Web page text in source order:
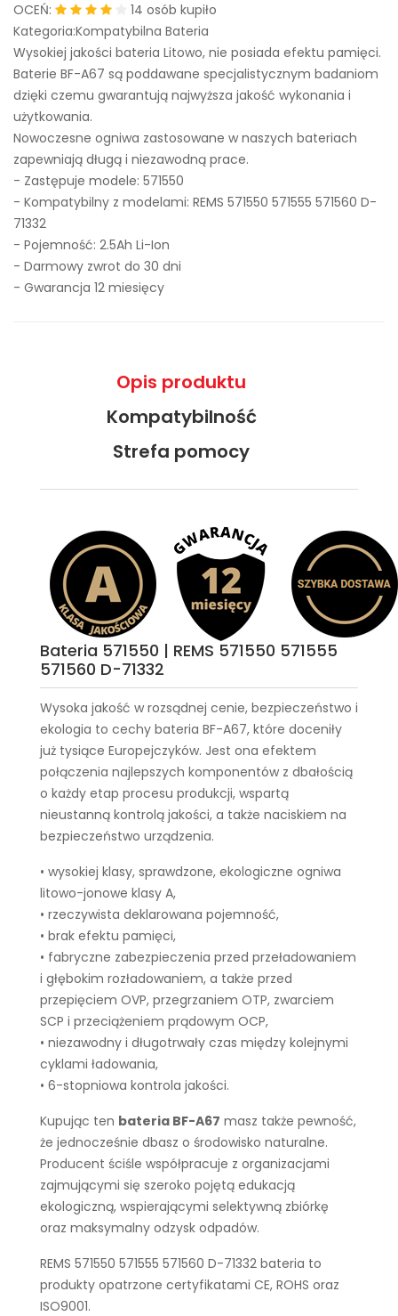
OCEŃ:
14 osób kupiło
Kategoria:Kompatybilna Bateria
Wysokiej jakości bateria Litowo, nie posiada efektu pamięci.
Baterie BF-A67 są poddawane specjalistycznym badaniom
dzięki czemu gwarantują najwyższa jakość wykonania i
użytkowania.
Nowoczesne ogniwa zastosowane w naszych bateriach
zapewniają długą i niezawodną prace.
- Zastępuje modele: 571550
- Kompatybilny z modelami: REMS 571550 571555 571560 D-
71332
- Pojemność: 2.5Ah Li-Ion
- Darmowy zwrot do 30 dni
- Gwarancja 12 miesięcy
Opis produktu
Kompatybilność
Strefa pomocy
Bateria 571550 | REMS 571550 571555
571560 D-71332
Wysoka jakość w rozsądnej cenie, bezpieczeństwo i
ekologia to cechy bateria BF-A67, które doceniły
już tysiące Europejczyków. Jest ona efektem
połączenia najlepszych komponentów z dbałością
o każdy etap procesu produkcji, wspartą
nieustanną kontrolą jakości, a także naciskiem na
bezpieczeństwo urządzenia.
• wysokiej klasy, sprawdzone, ekologiczne ogniwa
litowo-jonowe klasy A,
• rzeczywista deklarowana pojemność,
• brak efektu pamięci,
• fabryczne zabezpieczenia przed przeładowaniem
i głębokim rozładowaniem, a także przed
przepięciem OVP, przegrzaniem OTP, zwarciem
SCP i przeciążeniem prądowym OCP,
• niezawodny i długotrwały czas między kolejnymi
cyklami ładowania,
• 6-stopniowa kontrola jakości.
Kupując ten bateria BF-A67 masz także pewność,
że jednocześnie dbasz o środowisko naturalne.
Producent ściśle współpracuje z organizacjami
zajmującymi się szeroko pojętą edukacją
ekologiczną, wspierającymi selektywną zbiórkę
oraz maksymalny odzysk odpadów.
REMS 571550 571555 571560 D-71332 bateria to
produkty opatrzone certyfikatami CE, ROHS oraz
ISO9001.